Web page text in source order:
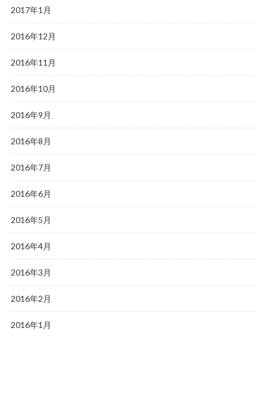
2017年1月
2016年12月
2016年11月
2016年10月
2016年9月
2016年8月
2016年7月
2016年6月
2016年5月
2016年4月
2016年3月
2016年2月
2016年1月